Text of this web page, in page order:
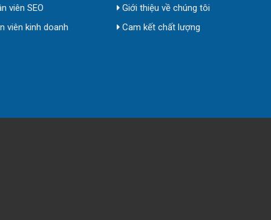
viên SEO
viên kinh doanh
Giới thiệu về chúng tôi
Cam kết chất lượng